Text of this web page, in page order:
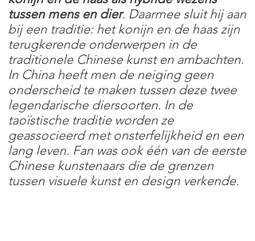
tussen mens en dier. Daarmee sluit hij aan
bij een traditie: het konijn en de haas zijn
terugkerende onderwerpen in de
traditionele Chinese kunst en ambachten.
In China heeft men de neiging geen
onderscheid te maken tussen deze twee
legendarische diersoorten. In de
taoïstische traditie worden ze
geassocieerd met onsterfelijkheid en een
lang leven. Fan was ook één van de eerste
Chinese kunstenaars die de grenzen
tussen visuele kunst en design verkende.